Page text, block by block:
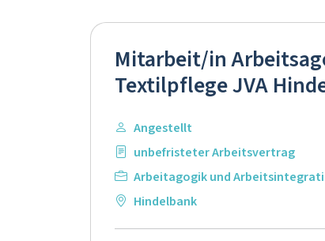
Mitarbeit/in
Textilpflege JVA
Angestellt
unbefristeter Arbeitsvertrag
Arbeitagogik und
Hindelbank